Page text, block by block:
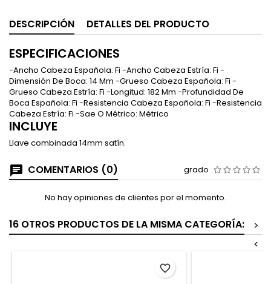
DESCRIPCIÓN DETALLES DEL PRODUCTO
ESPECIFICACIONES
-Ancho Cabeza Española: Fi -Ancho Cabeza Estría: Fi -
Dimensión De Boca: 14 Mm -Grueso Cabeza Española: Fi -
Grueso Cabeza Estría: Fi -Longitud: 182 Mm -Profundidad De
Boca Española: Fi -Resistencia Cabeza Española: Fi -Resistencia
Cabeza Estría: Fi -Sae O Métrico: Métrico
INCLUYE
Llave combinada 14mm satín.
COMENTARIOS (0) grado
No hay opiniones de clientes por el momento.
16 OTROS PRODUCTOS DE LA MISMA CATEGORÍA:
>
<
favorite_border